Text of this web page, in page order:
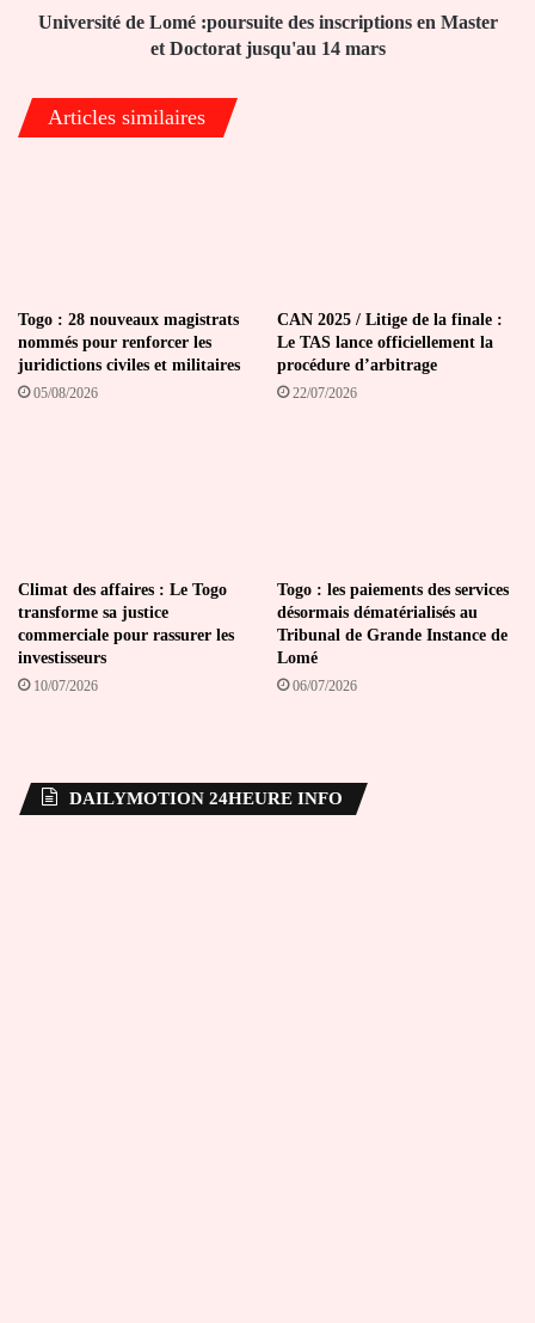
Doctorat
mars
Université de Lomé :poursuite des inscriptions en Master
et Doctorat jusqu'au 14 mars
Articles similaires
Togo : 28 nouveaux magistrats
nommés pour renforcer les
juridictions civiles et militaires
05/08/2026
CAN 2025 / Litige de la finale :
Le TAS lance officiellement la
procédure d’arbitrage
22/07/2026
Climat des affaires : Le Togo
transforme sa justice
commerciale pour rassurer les
investisseurs
10/07/2026
Togo : les paiements des services
désormais dématérialisés au
Tribunal de Grande Instance de
Lomé
06/07/2026
DAILYMOTION 24HEURE INFO